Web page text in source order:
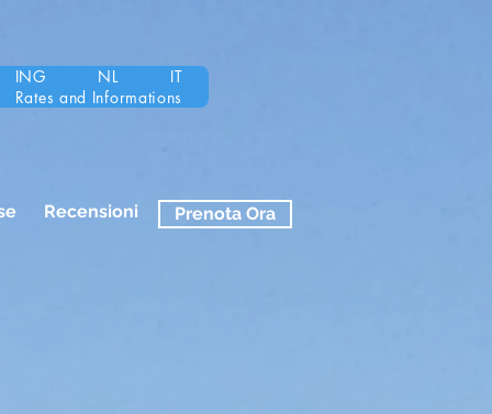
ING NL
IT
Rates and Informations
Recensioni Prenota Ora